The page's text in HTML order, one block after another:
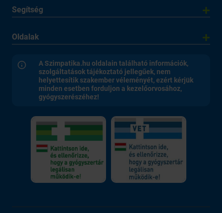
Segítség
Oldalak
A Szimpatika.hu oldalain található információk,
szolgáltatások tájékoztató jellegűek, nem
helyettesítik szakember véleményét, ezért kérjük
minden esetben forduljon a kezelőorvosához,
gyógyszerészéhez!